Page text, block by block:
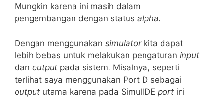
Mungkin karena ini masih dalam
pengembangan dengan status alpha.
Dengan menggunakan simulatorkita dapat
lebih bebas untuk melakukan pengaturan input
dan output pada sistem. Misalnya, seperti
terlihat saya menggunakan Port D sebagai
output utama karena pada SimulIDE port ini